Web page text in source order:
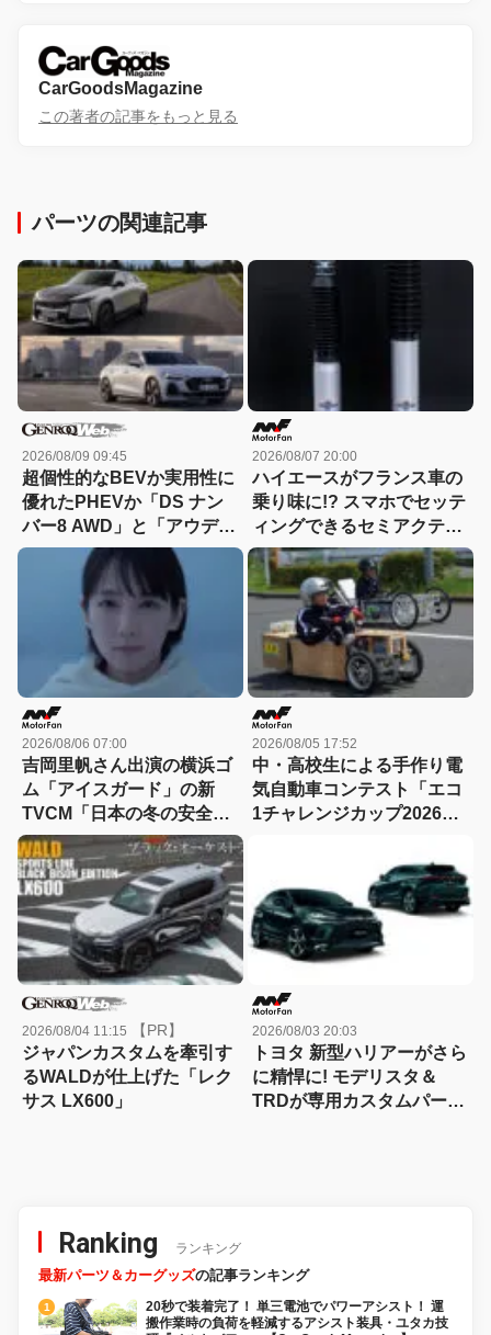
CarGoodsMagazine
この著者の記事をもっと見る
パーツの関連記事
2026/08/09 09:45
超個性的なBEVか実用性に
優れたPHEVか「DS ナン
バー8 AWD」と「アウディ
A5 eハイブリッド」を比較
2026/08/07 20:00
ハイエースがフランス車の
乗り味に!? スマホでセッテ
ィングできるセミアクティ
ブサスペンション！カヤバ
『ActRide』が凄い
2026/08/06 07:00
吉岡里帆さん出演の横浜ゴ
ム「アイスガード」の新
TVCM「日本の冬の安全
は、スタッドレスタイヤが
守る。」が8月から放映開
始！
2026/08/05 17:52
中・高校生による手作り電
気自動車コンテスト「エコ
1チャレンジカップ2026」
2026/08/04 11:15 【PR】
ジャパンカスタムを牽引す
るWALDが仕上げた「レク
サス LX600」
2026/08/03 20:03
トヨタ 新型ハリアーがさら
に精悍に! モデリスタ＆
TRDが専用カスタムパーツ
Ranking ランキング
最新パーツ＆カーグッズの記事ランキング
20秒で装着完了！ 単三電池でパワーアシスト！ 運
搬作業時の負荷を軽減するアシスト装具・ユタカ技